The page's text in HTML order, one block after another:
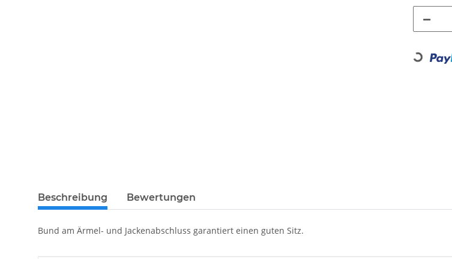
Beschreibung Bewertungen
Bund am Ärmel- und Jackenabschluss garantiert einen guten Sitz.